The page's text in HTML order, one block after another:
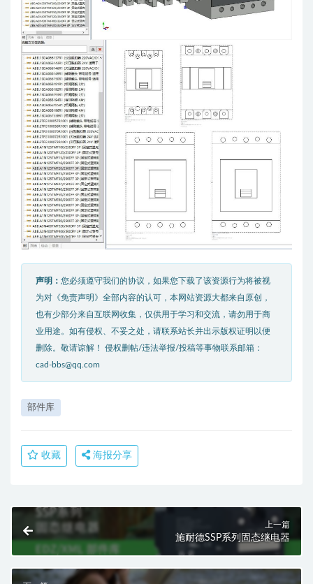
声明： 您必须遵守我们的协议，如果您下载了该资源行为将被视
为对《免责声明》全部内容的认可，本网站资源大都来自原创，
也有少部分来自互联网收集，仅供用于学习和交流，请勿用于商
业用途。如有侵权、不妥之处，请联系站长并出示版权证明以便
删除。敬请谅解！ 侵权删帖/违法举报/投稿等事物联系邮箱：
cad-bbs@qq.com
部件库
收藏 海报分享
上一篇
施耐德SSP系列固态继电器